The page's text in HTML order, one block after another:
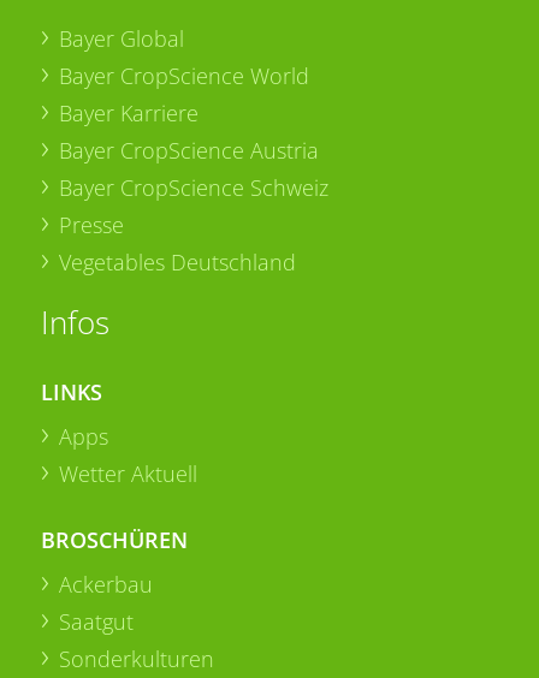
Bayer Global
Bayer CropScience World
Bayer Karriere
Bayer CropScience Austria
Bayer CropScience Schweiz
Presse
Vegetables Deutschland
Infos
LINKS
Apps
Wetter Aktuell
BROSCHÜREN
Ackerbau
Saatgut
Sonderkulturen